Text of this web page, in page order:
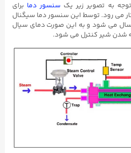
به تصویر زیر یک سنسور دما برای
می رود. توسط این سنسور دما سیگنال
ارسال می شود و به این صورت دمای سیال
شدن شیر کنترل می شود.